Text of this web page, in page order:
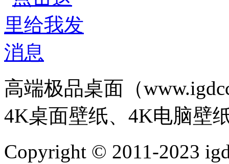
高端极品桌面（
4K桌面壁纸、4K电脑壁
Copyright © 2011-2023